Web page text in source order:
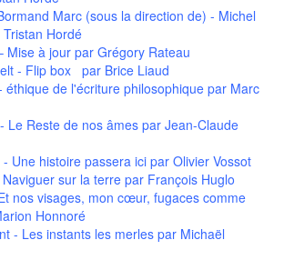
Marc (sous la direction de) - Michel
Hordé
Mise à jour par Grégory Rateau
- Flip box par Brice Liaud
éthique de l'écriture philosophique par Marc
Le Reste de nos âmes par Jean-Claude
Une histoire passera ici par Olivier Vossot
sur la terre par François Huglo
nos visages, mon cœur, fugaces comme
Honnoré
- Les instants les merles par Michaël